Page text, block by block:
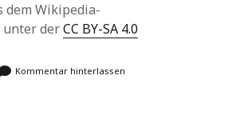
dem Wikipedia-
unter derCC BY-SA 4.0
Kommentar hinterlassen